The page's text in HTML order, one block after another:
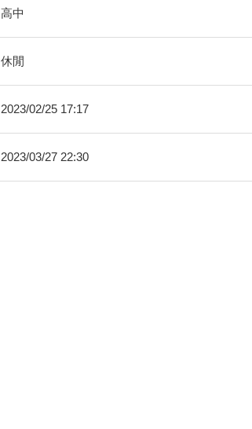
高中
休閒
2023/02/25 17:17
2023/03/27 22:30